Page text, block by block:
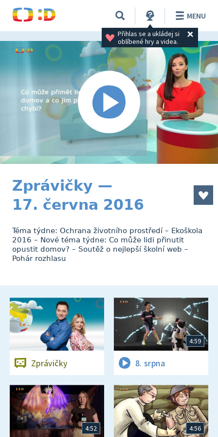
Přihlas se a ukládej si
oblíbené hry a videa.
MENU
Zprávičky —
17. června 2016
Téma týdne: Ochrana životního prostředí – Ekoškola
2016 – Nové téma týdne: Co může lidi přinutit
opustit domov? – Soutěž o nejlepší školní web –
Pohár rozhlasu
Zprávičky
4:59
8. srpna
4:52 4:56